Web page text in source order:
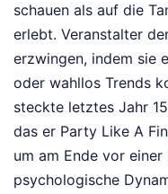
schauen als auf die
erlebt. Veranstalter
erzwingen, indem sie
oder wahllos Trends
steckte letztes Jahr
das er Party Like A
um am Ende vor
psychologische